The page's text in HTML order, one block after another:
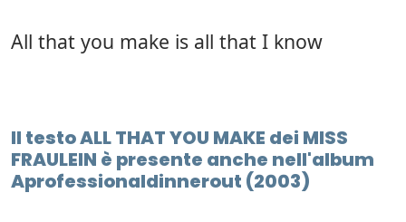
All that you make is all that I know
Il testo ALL THAT YOU MAKE dei MISS
FRAULEIN è presente anche nell'album
Aprofessionaldinnerout (2003)